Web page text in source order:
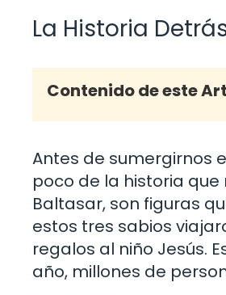
La Historia
Contenido de este
Antes de sumergirnos
poco de la historia que
Baltasar, son figuras
estos tres sabios
regalos al niño Jesús.
año, millones de